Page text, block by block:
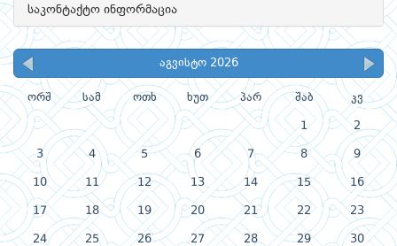
საკონტაქტო ინფორმაცია
აგვისტო 2026
ორშ სამ ოთხ ხუთ პარ შაბ კვ
1 2
3 4 5 6 7 8 9
10 11 12 13 14 15 16
17 18 19 20 21 22 23
24 25 26 27 28 29 30